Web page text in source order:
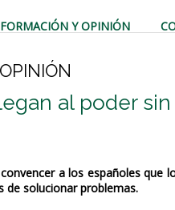
Y OPINIÓN
al poder
a los españoles que
de solucionar problemas.